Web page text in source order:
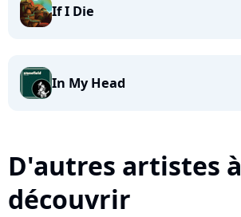
If I Die
In My Head
D'autres artistes à
découvrir